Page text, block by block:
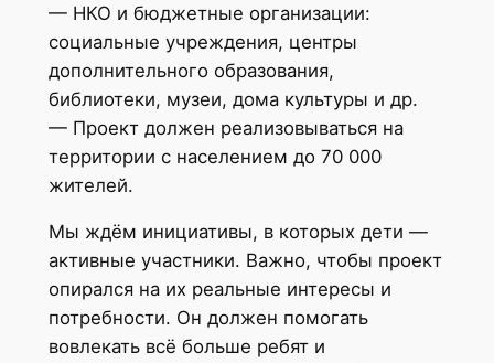
— НКО и бюджетные организации:
социальные учреждения, центры
дополнительного образования,
библиотеки, музеи, дома культуры и др.
— Проект должен реализовываться на
территории с населением до 70 000
жителей.
Мы ждём инициативы, в которых дети —
активные участники. Важно, чтобы проект
опирался на их реальные интересы и
потребности. Он должен помогать
вовлекать всё больше ребят и